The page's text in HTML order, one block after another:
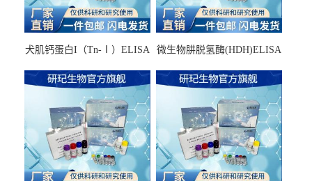
犬肌钙蛋白I（Tn-Ⅰ）ELISA
微生物肼脱氢酶(HDH)ELISA